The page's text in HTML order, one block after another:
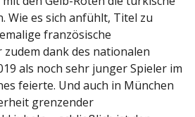
Wie es sich anfühlt, Titel zu
französische
dank des nationalen
als noch sehr junger Spieler im
feierte. Und auch in München
grenzender